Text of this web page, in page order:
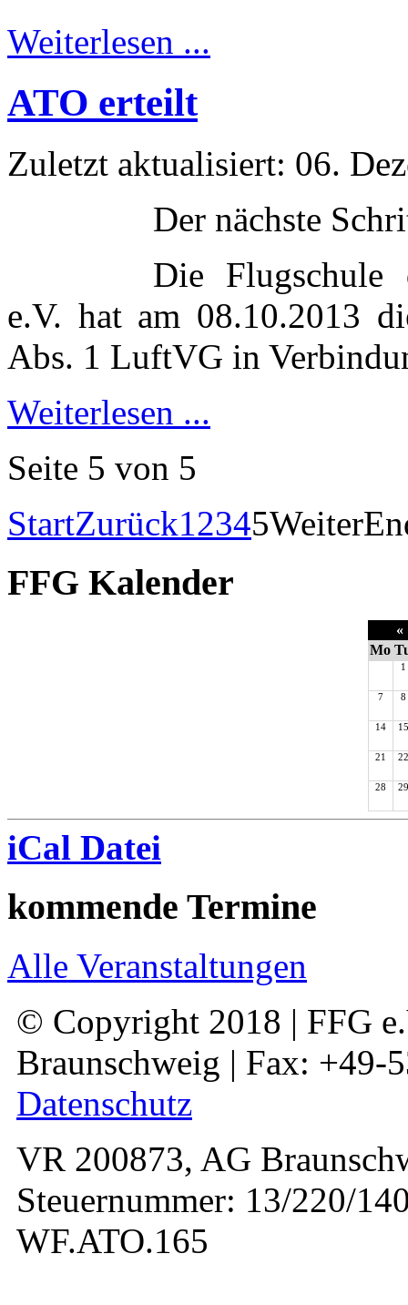
Weiterlesen ...
ATO erteilt
Zuletzt aktualisiert: 06.
Der nächste
Die Flugschule
e.V. hat am 08.10.2013
Abs. 1 LuftVG in
Weiterlesen ...
Seite 5 von 5
StartZurück12345Weiter
FFG Kalender
«
Mo
1
7 8
14 15
21 22
28 29
iCal Datei
kommende Termine
Alle Veranstaltungen
© Copyright 2018 | FFG
Braunschweig | Fax: +49-
Datenschutz
VR 200873, AG
Steuernummer: 13/220/
WF.ATO.165